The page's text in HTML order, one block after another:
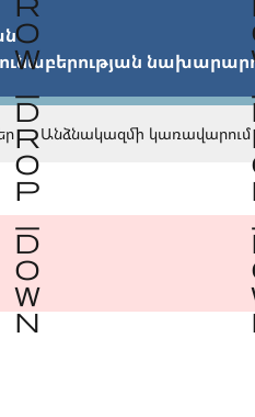
Անձնակազմի կառավարում